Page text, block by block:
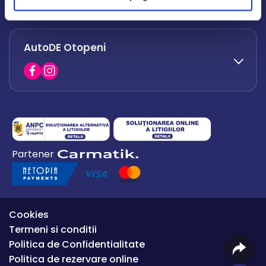
office.afumati@autode.ro
0730 063 852
0730 063 851
AutoDE Otopeni
0754 649 360
office.premium@autode.ro
Partener
Cookies
Termeni si conditii
Politica de Confidentialitate
Politica de rezervare online